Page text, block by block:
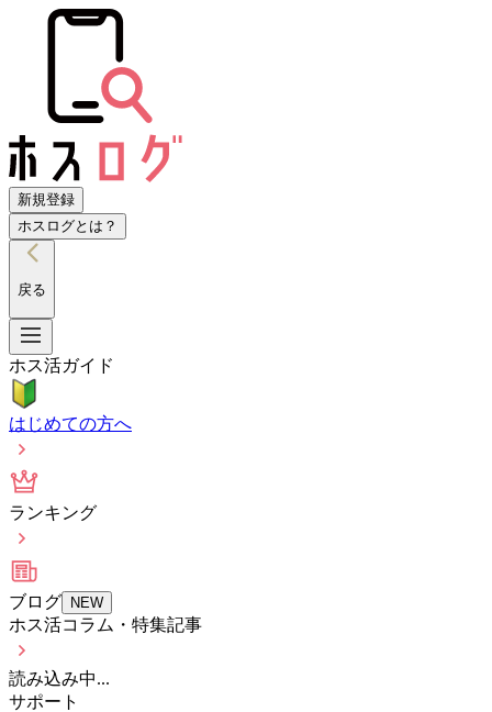
新規登録
ホスログとは？
戻る
ホス活ガイド
はじめての方へ
ランキング
ブログ NEW
ホス活コラム・特集記事
読み込み中...
サポート